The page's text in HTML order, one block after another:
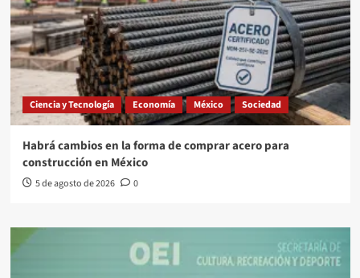
Ciencia y Tecnología Economía México Sociedad
Habrá cambios en la forma de comprar acero para
construcción en México
5 de agosto de 2026 0